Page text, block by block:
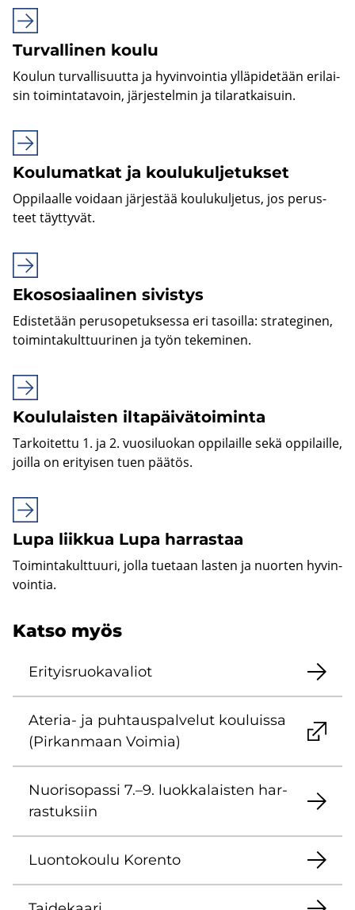
Tur­val­li­nen koulu
Kou­lun tur­val­li­suut­ta ja hy­vin­voin­tia yl­lä­pi­de­tään eri­lai­
sin toi­min­ta­ta­voin, jär­jes­tel­min ja ti­la­rat­kai­suin.
Kou­lu­mat­kat ja kou­lu­kul­je­tuk­set
Op­pi­laal­le voi­daan jär­jes­tää kou­lu­kul­je­tus, jos pe­rus­
teet täyt­ty­vät.
Eko­so­si­aa­li­nen si­vis­tys
Edis­te­tään pe­rus­o­pe­tuk­ses­sa eri ta­soil­la: stra­te­gi­nen,
toi­min­ta­kult­tuu­ri­nen ja työn te­ke­mi­nen.
Kou­lu­lais­ten il­ta­päi­vä­toi­min­ta
Tar­koi­tet­tu 1. ja 2. vuo­si­luo­kan op­pi­lail­le sekä op­pi­lail­le,
joil­la on eri­tyi­sen tuen pää­tös.
Lupa liik­kua Lupa har­ras­taa
Toi­min­ta­kult­tuu­ri, jolla tue­taan las­ten ja nuor­ten hy­vin­
voin­tia.
Katso myös
Eri­tyis­ruo­ka­va­liot
Ateria-​ ja puh­taus­pal­ve­lut kou­luis­sa
(Pir­kan­maan Voi­mia)
Nuo­ri­so­pas­si 7.–9. luok­ka­lais­ten har­
ras­tuk­siin
Luon­to­kou­lu Ko­ren­to